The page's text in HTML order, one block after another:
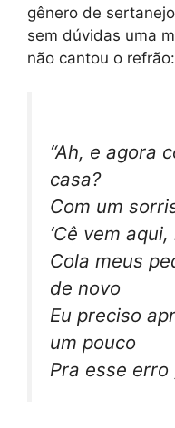
gênero de
sem dúvidas uma
não cantou o refrão:
“Ah, e agora
casa?
Com um
‘Cê vem
Cola meus
de novo
Eu preciso
um pouco
Pra esse erro